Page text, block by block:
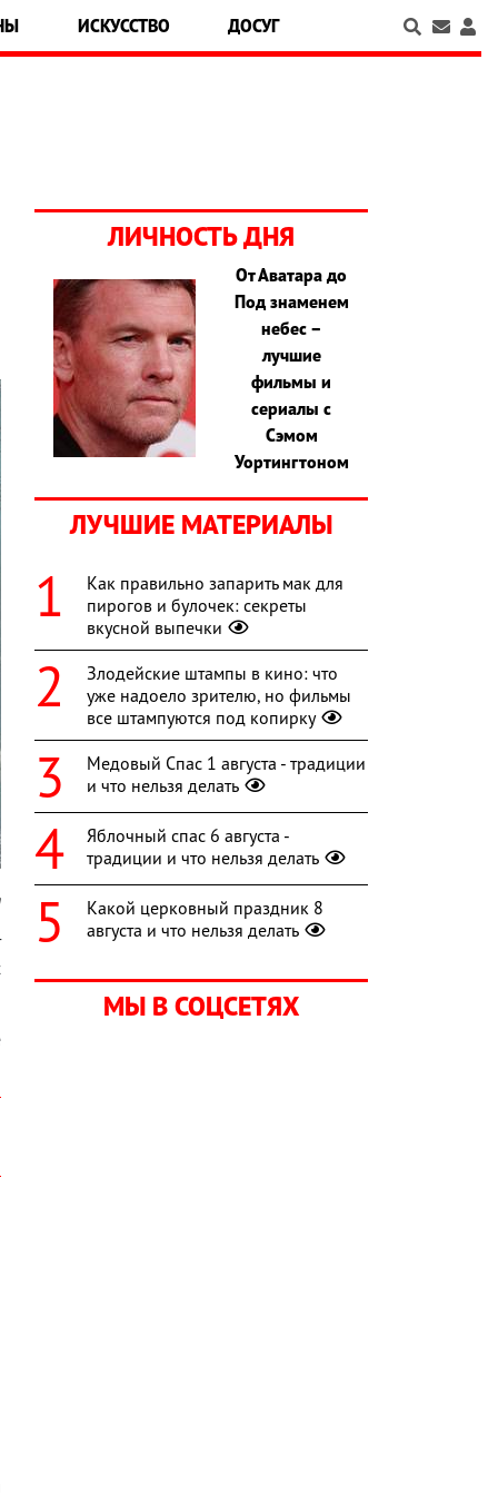
ИСКУССТВО ДОСУГ
ЛИЧНОСТЬ ДНЯ
От Аватара до
Под знаменем
небес –
лучшие
фильмы и
сериалы с
Сэмом
Уортингтоном
ЛУЧШИЕ МАТЕРИАЛЫ
Как правильно запарить мак для
пирогов и булочек: секреты
вкусной выпечки
Злодейские штампы в кино: что
уже надоело зрителю, но фильмы
все штампуются под копирку
Медовый Спас 1 августа - традиции
и что нельзя делать
Яблочный спас 6 августа -
традиции и что нельзя делать
Какой церковный праздник 8
августа и что нельзя делать
МЫ В СОЦСЕТЯХ